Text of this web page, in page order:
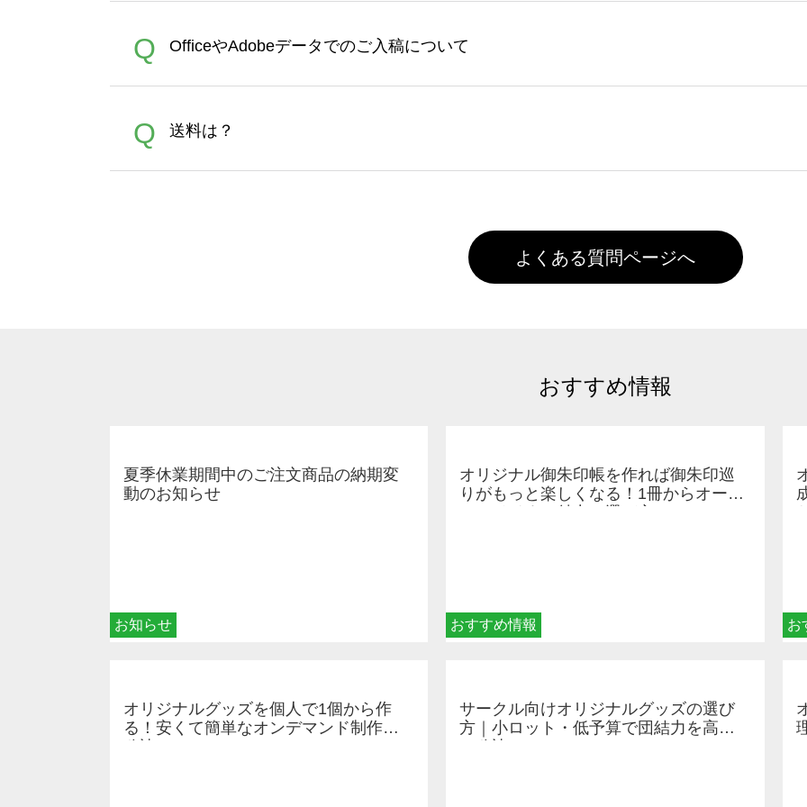
れば、ランクにカウントがされません。
A
イト以外）のプリントは、濃色インクジェット印刷といって、プリントを定着させるための
品をお届けするため、処理剤は塗布されたままの状態で出荷を行っております。処理剤自体
文に関わらず、前処理剤が残った状態でお届けとなる場合がございます。※2 濃色は淡色に
Q OfficeやAdobeデータでのご入稿について
A
Adobeデータ(AI,PSD)で保存して頂き、デザインツール上にアップロードをお願い致します。
Q 送料は？
よくある質問ページへ
おすすめ情報
お知らせ
夏季休業期間中のご注文商品の納期変
動のお知らせ
おすすめ情報
オリジナル御朱印帳を作れば御朱印巡
りがもっと楽しくなる！1冊からオーダ
お
オリジナルグッズを個人で1個から作
る！安くて簡単なオンデマンド制作の
サークル向けオリジナルグッズの選び
方｜小ロット・低予算で団結力を高め